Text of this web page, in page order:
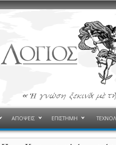
ΑΠΟΨΕΙΣ ΕΠΙΣΤΗΜΗ